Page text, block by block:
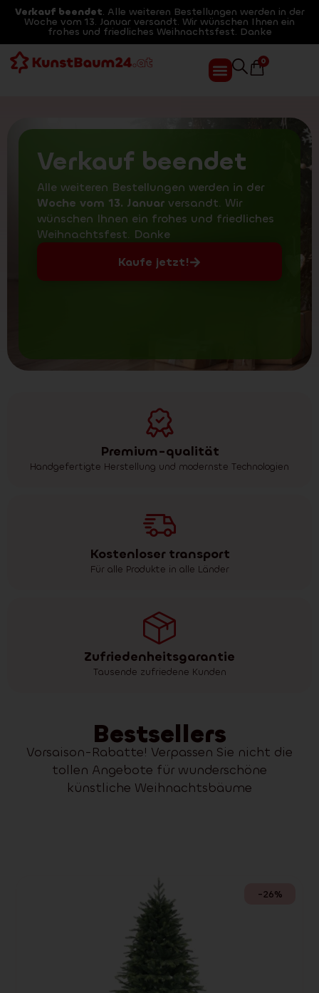
Verkauf beendet. Alle weiteren Bestellungen werden in der
Woche vom 13. Januar versandt. Wir wünschen Ihnen ein
frohes und friedliches Weihnachtsfest. Danke
0
Verkauf beendet
Alle weiteren Bestellungen werden in der
Woche vom 13. Januar versandt. Wir
wünschen Ihnen ein frohes und friedliches
Weihnachtsfest. Danke
Kaufe jetzt!
Premium-qualität
Handgefertigte Herstellung und modernste Technologien
Kostenloser transport
Für alle Produkte in alle Länder
Zufriedenheitsgarantie
Tausende zufriedene Kunden
Bestsellers
Vorsaison-Rabatte! Verpassen Sie nicht die
tollen Angebote für wunderschöne
künstliche Weihnachtsbäume
-26%